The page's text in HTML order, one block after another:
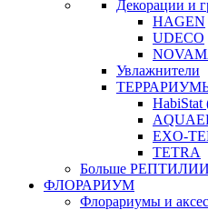
Декорации и
HAGEN
UDECO
Увлажнители
HabiStat
EXO-
TETRA
Больше РЕПТИЛИИ
ФЛОРАРИУМ
Флорариумы и